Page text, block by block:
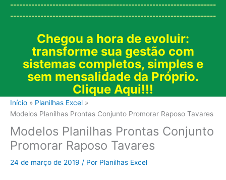
--------------------------------------------------------------------
--------------------------------------------------------------------
Chegou a hora de evoluir:
transforme sua gestão com
sistemas completos, simples e
sem mensalidade da Próprio.
Clique Aqui!!!
Início
Planilhas Excel
Modelos Planilhas Prontas Conjunto Promorar Raposo Tavares
Modelos Planilhas Prontas Conjunto
Promorar Raposo Tavares
24 de março de 2019 / Por Planilhas Excel